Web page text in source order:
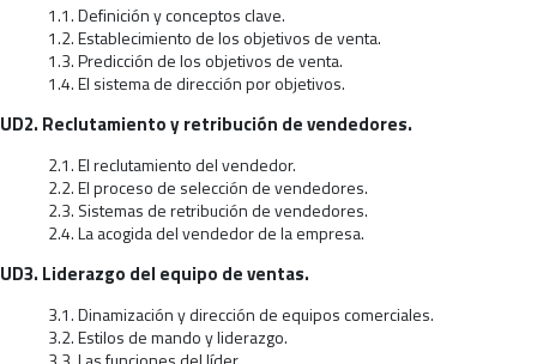
1.1. Definición y conceptos clave.
1.2. Establecimiento de los objetivos de venta.
1.3. Predicción de los objetivos de venta.
1.4. El sistema de dirección por objetivos.
UD2. Reclutamiento y retribución de vendedores.
2.1. El reclutamiento del vendedor.
2.2. El proceso de selección de vendedores.
2.3. Sistemas de retribución de vendedores.
2.4. La acogida del vendedor de la empresa.
UD3. Liderazgo del equipo de ventas.
3.1. Dinamización y dirección de equipos comerciales.
3.2. Estilos de mando y liderazgo.